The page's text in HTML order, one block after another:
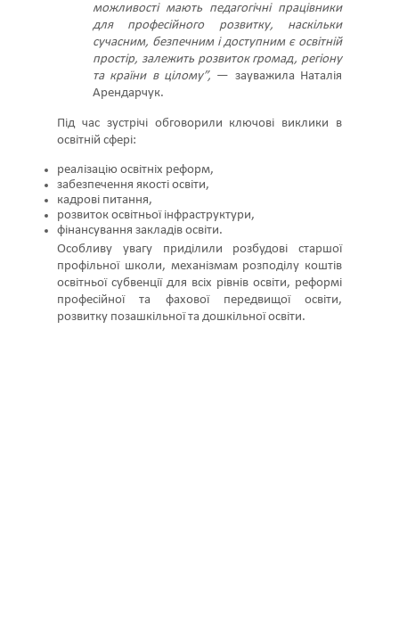
можливості мають педагогічні працівники
для професійного розвитку, наскільки
сучасним, безпечним і доступним є освітній
простір, залежить розвиток громад, регіону
та країни в цілому”, — зауважила Наталія
Арендарчук.
Під час зустрічі обговорили ключові виклики в
освітній сфері:
реалізацію освітніх реформ,
забезпечення якості освіти,
кадрові питання,
розвиток освітньої інфраструктури,
фінансування закладів освіти.
Особливу увагу приділили розбудові старшої
профільної школи, механізмам розподілу коштів
освітньої субвенції для всіх рівнів освіти, реформі
професійної та фахової передвищої освіти,
розвитку позашкільної та дошкільної освіти.